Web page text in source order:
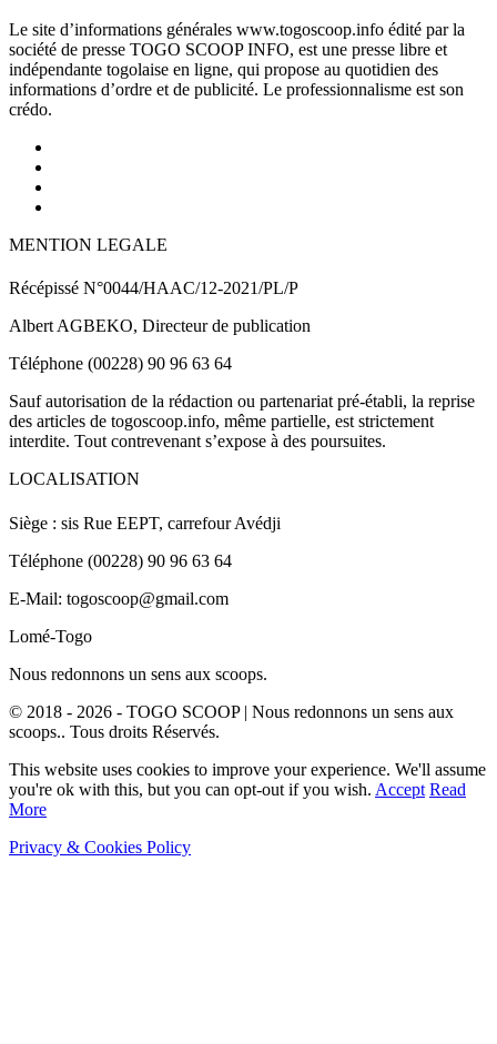
Le site d’informations générales www.togoscoop.info édité par la
société de presse TOGO SCOOP INFO, est une presse libre et
indépendante togolaise en ligne, qui propose au quotidien des
informations d’ordre et de publicité. Le professionnalisme est son
crédo.
MENTION LEGALE
Récépissé N°0044/HAAC/12-2021/PL/P
Albert AGBEKO, Directeur de publication
Téléphone (00228) 90 96 63 64
Sauf autorisation de la rédaction ou partenariat pré-établi, la reprise
des articles de togoscoop.info, même partielle, est strictement
interdite. Tout contrevenant s’expose à des poursuites.
LOCALISATION
Siège : sis Rue EEPT, carrefour Avédji
Téléphone (00228) 90 96 63 64
E-Mail: togoscoop@gmail.com
Lomé-Togo
Nous redonnons un sens aux scoops.
© 2018 - 2026 - TOGO SCOOP | Nous redonnons un sens aux
scoops.. Tous droits Réservés.
This website uses cookies to improve your experience. We'll assume
you're ok with this, but you can opt-out if you wish. Accept Read
More
Privacy & Cookies Policy